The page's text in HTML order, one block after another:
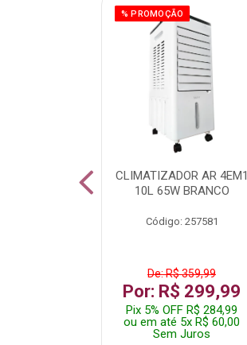
% PROMOÇÃO
CLIMATIZADOR AR 4EM1
10L 65W BRANCO
Código: 257581
De: R$ 359,99
Por: R$ 299,99
Pix 5% OFF R$ 284,99
ou em até 5x R$ 60,00
Sem Juros